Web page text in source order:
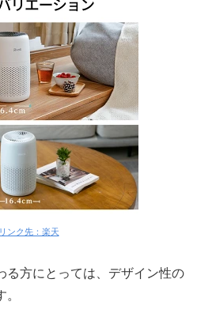
ンク先：楽天
る方にとっては、デザイン性の